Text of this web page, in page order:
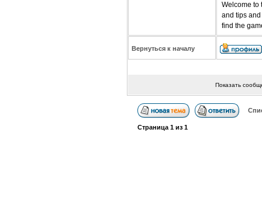
Welcome to
and tips
find the
Вернуться к началу
Показать
Страница 1из 1